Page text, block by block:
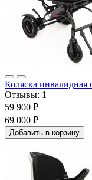
Коляска инвалидная
Отзывы: 1
59 900 ₽
69 000 ₽
Добавить в корзину